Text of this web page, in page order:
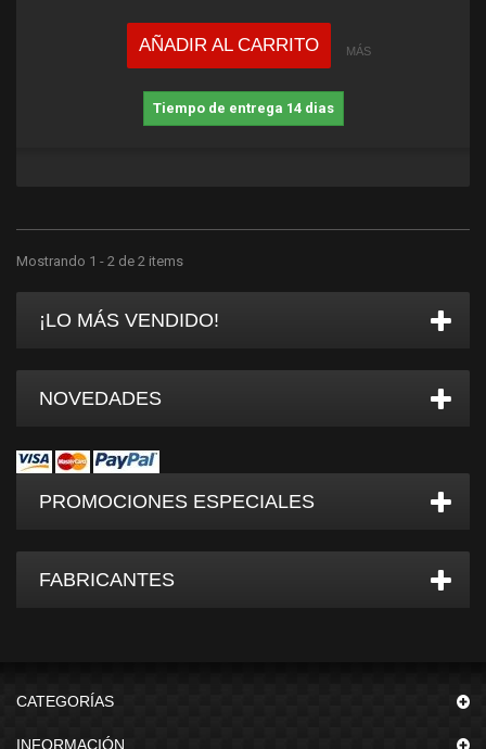
AÑADIR AL CARRITO MÁS
Tiempo de entrega 14 dias
Mostrando 1 - 2 de 2 items
¡LO MÁS VENDIDO!
NOVEDADES
PROMOCIONES ESPECIALES
FABRICANTES
CATEGORÍAS
INFORMACIÓN